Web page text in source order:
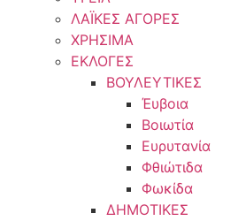
ΛΑΪΚΕΣ ΑΓΟΡΕΣ
ΧΡΗΣΙΜΑ
ΕΚΛΟΓΕΣ
ΒΟΥΛΕΥΤΙΚΕΣ
Έυβοια
Βοιωτία
Ευρυτανία
Φθιώτιδα
Φωκίδα
ΔΗΜΟΤΙΚΕΣ